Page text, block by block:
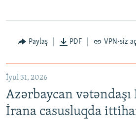
Paylaş PDF VPN-siz
İyul 31, 2026
Azərbaycan
İrana casusluqda